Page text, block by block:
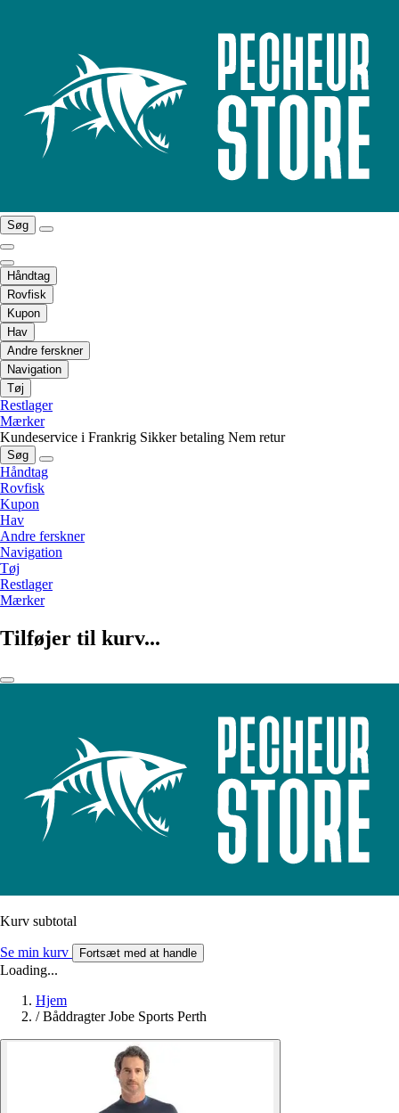
Søg
Håndtag
Rovfisk
Kupon
Hav
Andre ferskner
Navigation
Tøj
Restlager
Mærker
Kundeservice i Frankrig Sikker betaling Nem retur
Søg
Håndtag
Rovfisk
Kupon
Hav
Andre ferskner
Navigation
Tøj
Restlager
Mærker
Tilføjer til kurv...
Kurv subtotal
Se min kurv Fortsæt med at handle
Loading...
Hjem
/ Båddragter Jobe Sports Perth